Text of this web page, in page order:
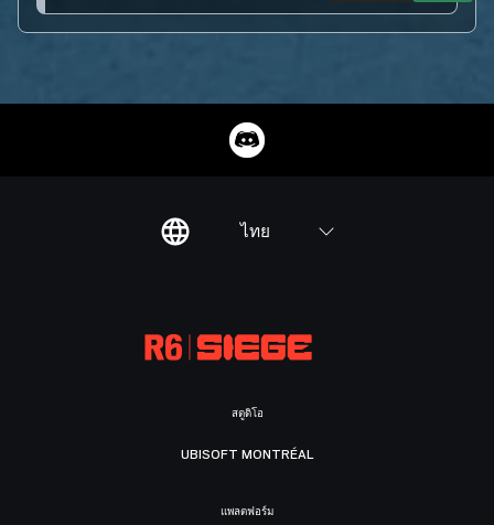
ไทย
สตูดิโอ
UBISOFT MONTRÉAL
แพลตฟอร์ม